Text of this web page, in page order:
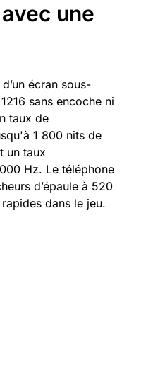
une
écran sous-
sans encoche ni
taux de
1 800 nits de
un taux
Hz. Le téléphone
d’épaule à 520
dans le jeu.